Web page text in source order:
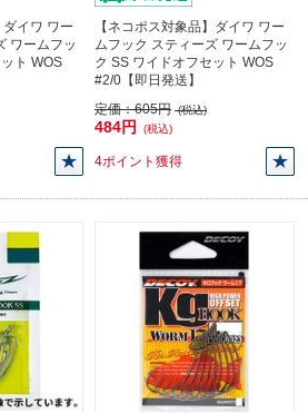
ダイワ ワー
ワームフッ
ト WOS
【ネコポス対象品】ダイワ ワー
ムフック スティーズ ワームフッ
ク SS ワイドオフセット WOS
#2/0【即日発送】
定価：605円 (税込)
484円 (税込)
4ポイント獲得